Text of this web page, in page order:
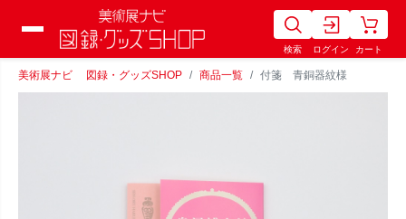
検索 ログイン カート
美術展ナビ 図録・グッズSHOP 商品一覧 付箋 青銅器紋様